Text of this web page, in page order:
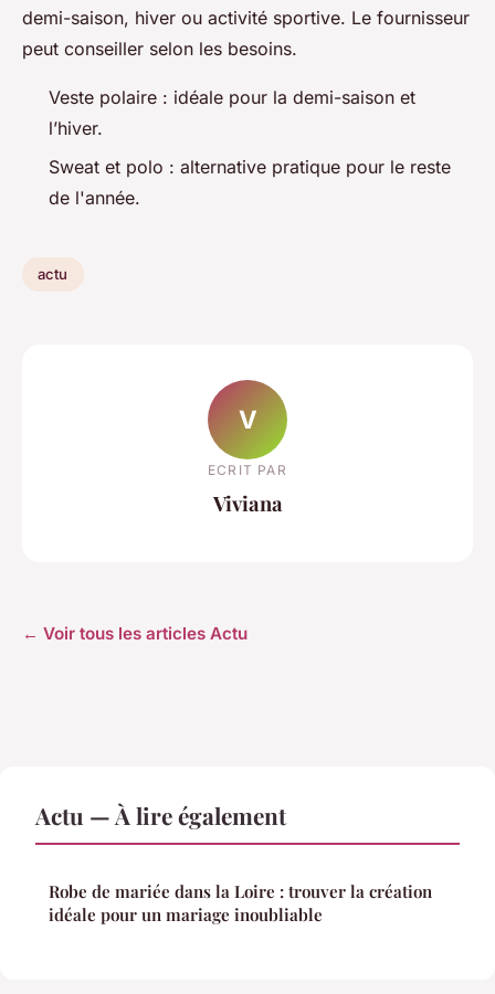
demi-saison, hiver ou activité sportive. Le fournisseur
peut conseiller selon les besoins.
Veste polaire : idéale pour la demi-saison et
l’hiver.
Sweat et polo : alternative pratique pour le reste
de l'année.
actu
V
ECRIT PAR
Viviana
← Voir tous les articles Actu
Actu — À lire également
Robe de mariée dans la Loire : trouver la création
idéale pour un mariage inoubliable